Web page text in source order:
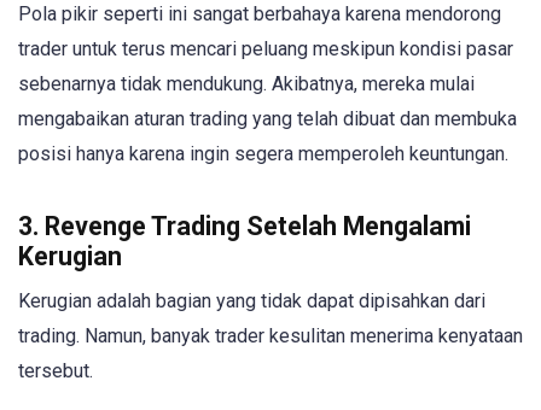
Pola pikir seperti ini sangat berbahaya karena mendorong
trader untuk terus mencari peluang meskipun kondisi pasar
sebenarnya tidak mendukung. Akibatnya, mereka mulai
mengabaikan aturan trading yang telah dibuat dan membuka
posisi hanya karena ingin segera memperoleh keuntungan.
3. Revenge Trading Setelah Mengalami
Kerugian
Kerugian adalah bagian yang tidak dapat dipisahkan dari
trading. Namun, banyak trader kesulitan menerima kenyataan
tersebut.